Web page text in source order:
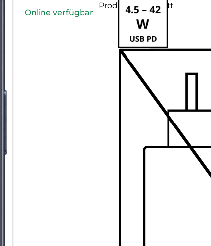
Online verfügbar
Produktdatenblatt